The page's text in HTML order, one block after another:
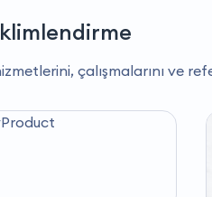
çalışmalarını ve